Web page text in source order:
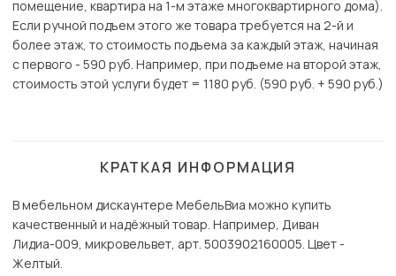
помещение, квартира на 1-м этаже многоквартирного дома).
Если ручной подъем этого же товара требуется на 2-й и
более этаж, то стоимость подъема за каждый этаж, начиная
с первого - 590 руб. Например, при подъеме на второй этаж,
стоимость этой услуги будет = 1180 руб. (590 руб. + 590 руб.)
КРАТКАЯ ИНФОРМАЦИЯ
В мебельном дискаунтере МебельВиа можно купить
качественный и надёжный товар. Например, Диван
Лидиа-009, микровельвет, арт. 5003902160005. Цвет -
Желтый.